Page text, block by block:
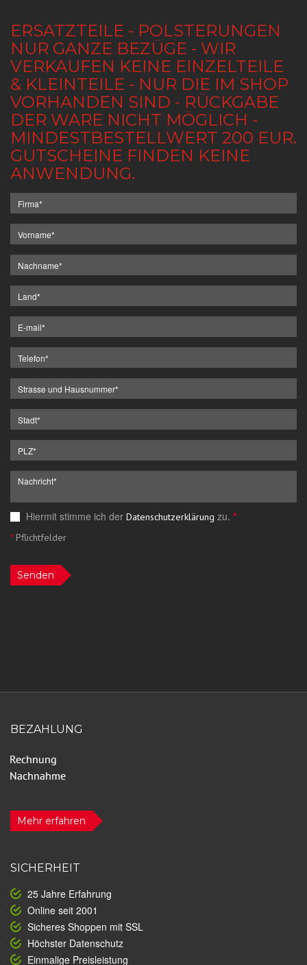
ERSATZTEILE - POLSTERUNGEN
NUR GANZE BEZÜGE - WIR
VERKAUFEN KEINE EINZELTEILE
& KLEINTEILE - NUR DIE IM SHOP
VORHANDEN SIND - RÜCKGABE
DER WARE NICHT MÖGLICH -
MINDESTBESTELLWERT 200 EUR.
GUTSCHEINE FINDEN KEINE
ANWENDUNG.
Hiermit stimme ich der Datenschutzerklärung zu. *
*Pflichtfelder
Senden
BEZAHLUNG
Mehr erfahren
SICHERHEIT
25 Jahre Erfahrung
Online seit 2001
Sicheres Shoppen mit SSL
Höchster Datenschutz
Einmalige Preisleistung